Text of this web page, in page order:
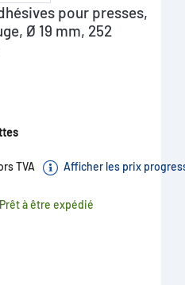
pour presses,
Ø 19 mm, 252
TVA Afficher les prix
Prêt à être expédié